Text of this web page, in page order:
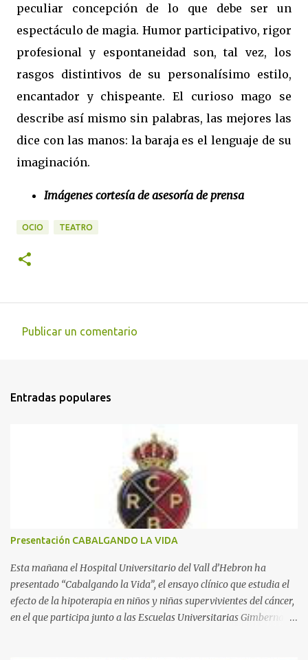
peculiar concepción de lo que debe ser un
espectáculo de magia. Humor participativo, rigor
profesional y espontaneidad son, tal vez, los
rasgos distintivos de su personalísimo estilo,
encantador y chispeante. El curioso mago se
describe así mismo sin palabras, las mejores las
dice con las manos: la baraja es el lenguaje de su
imaginación.
Imágenes cortesía de asesoría de prensa
OCIO TEATRO
e
s
Publicar un comentario
Entradas populares
Presentación CABALGANDO LA VIDA
Esta mañana el Hospital Universitario del Vall d’Hebron ha
presentado “Cabalgando la Vida”, el ensayo clínico que estudia el
efecto de la hipoterapia en niños y niñas supervivientes del cáncer,
en el que participa junto a las Escuelas Universitarias Gimbernat,